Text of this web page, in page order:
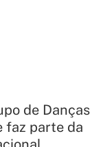
de Danças
faz parte da